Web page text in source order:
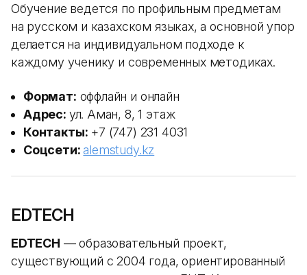
Обучение ведется по профильным предметам
на русском и казахском языках, а основной упор
делается на индивидуальном подходе к
каждому ученику и современных методиках.
Формат: оффлайн и онлайн
Адрес: ул. Аман, 8, 1 этаж
Контакты: +7 (747) 231 4031
Соцсети:alemstudy.kz
EDTECH
EDTECH — образовательный проект,
существующий с 2004 года, ориентированный